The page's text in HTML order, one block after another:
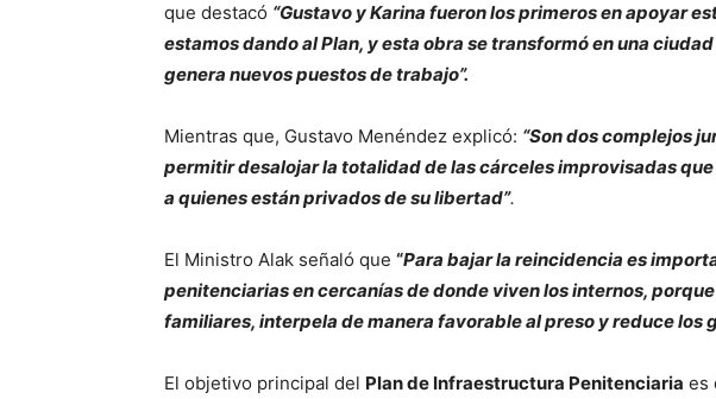
que destacó “Gustavo y Karina fueron los primeros en apoyar
estamos dando al Plan, y esta obra se transformó en una
genera nuevos puestos de trabajo”.
Mientras que, Gustavo Menéndez explicó: “Son dos complejos
permitir desalojar la totalidad de las cárceles improvisadas
a quienes están privados de su libertad”.
El Ministro Alak señaló que “Para bajar la reincidencia es
penitenciarias en cercanías de donde viven los internos,
familiares, interpela de manera favorable al preso y reduce los
El objetivo principal del Plan de Infraestructura Penitenciaria es